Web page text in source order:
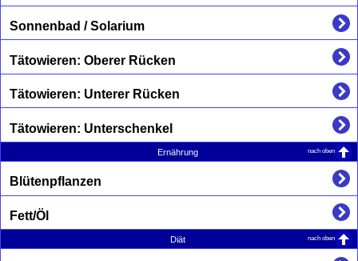
Sonnenbad / Solarium
Tätowieren: Oberer Rücken
Tätowieren: Unterer Rücken
Tätowieren: Unterschenkel
Ernährung nach oben
Blütenpflanzen
Fett/Öl
Diät nach oben